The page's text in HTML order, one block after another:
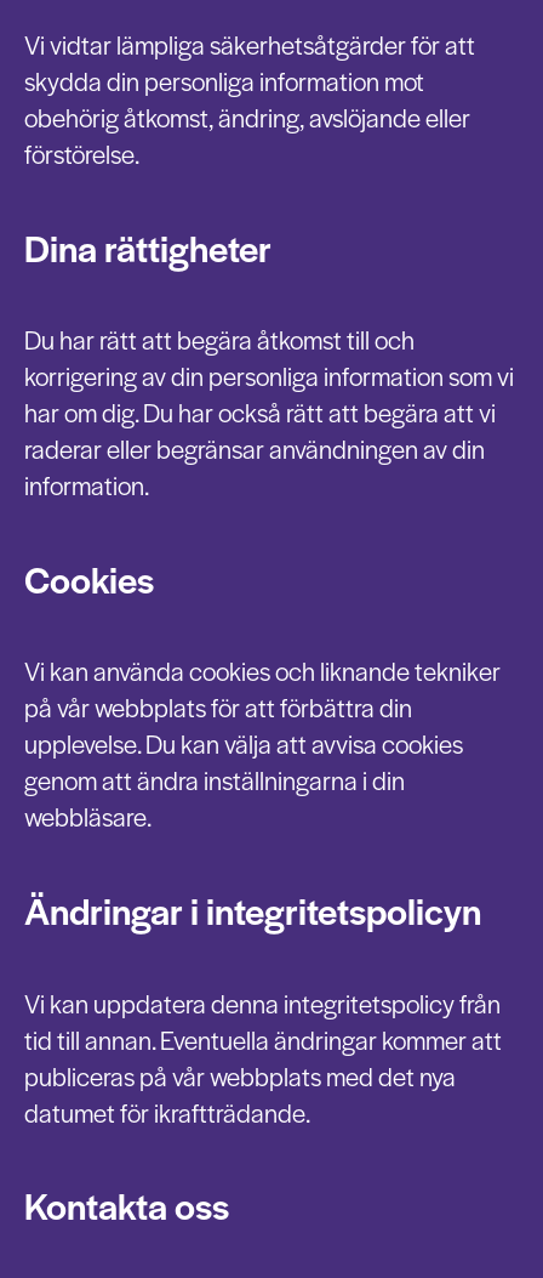
Vi vidtar lämpliga säkerhetsåtgärder för att
skydda din personliga information mot
obehörig åtkomst, ändring, avslöjande eller
förstörelse.
Dina rättigheter
Du har rätt att begära åtkomst till och
korrigering av din personliga information som vi
har om dig. Du har också rätt att begära att vi
raderar eller begränsar användningen av din
information.
Cookies
Vi kan använda cookies och liknande tekniker
på vår webbplats för att förbättra din
upplevelse. Du kan välja att avvisa cookies
genom att ändra inställningarna i din
webbläsare.
Ändringar i integritetspolicyn
Vi kan uppdatera denna integritetspolicy från
tid till annan. Eventuella ändringar kommer att
publiceras på vår webbplats med det nya
datumet för ikraftträdande.
Kontakta oss